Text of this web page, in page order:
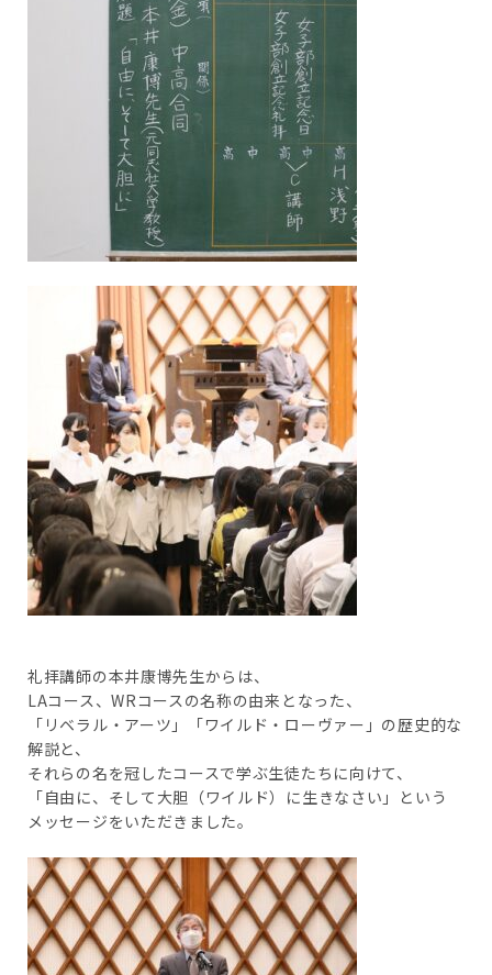
礼拝講師の本井康博先生からは、
LAコース、WRコースの名称の由来となった、
「リベラル・アーツ」「ワイルド・ローヴァー」の歴史的な
解説と、
それらの名を冠したコースで学ぶ生徒たちに向けて、
「自由に、そして大胆（ワイルド）に生きなさい」という
メッセージをいただきました。